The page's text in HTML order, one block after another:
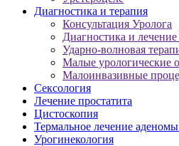
Диагностика и терапия
Консультация Уролога
Диагностика и
Ударно-волновая
Малые урологические
Малоинвазивные
Сексология
Лечение простатита
Цистоскопия
Термальное лечение
Урогинекология